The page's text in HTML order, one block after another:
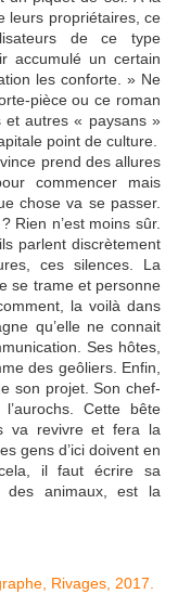
leurs propriétaires, ce
de ce type
accumulé un certain
les conforte. » Ne
pièce ou ce roman
et autres « paysans »
point de culture.
prend des allures
commencer mais
chose va se passer.
Rien n’est moins sûr.
parlent discrètement
ces silences. La
se trame et personne
la voilà dans
qu’elle ne connait
Ses hôtes,
des geôliers. Enfin,
son projet. Son chef-
Cette bête
va revivre et fera la
gens d’ici doivent en
il faut écrire sa
des animaux, est la